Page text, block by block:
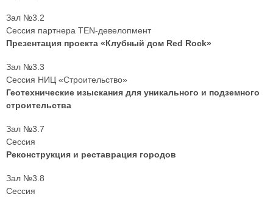
Зал №3.2
Сессия партнера TEN-девелопмент
Презентация проекта «Клубный дом Red Rock»
Зал №3.3
Сессия НИЦ «Строительство»
Геотехнические изыскания для уникального и подземного
строительства
Зал №3.7
Сессия
Реконструкция и реставрация городов
Зал №3.8
Сессия